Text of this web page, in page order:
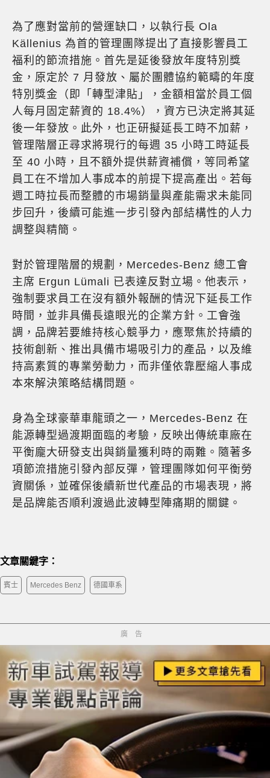
為了應對當前的營運缺口，以執行長 Ola
Källenius 為首的管理團隊提出了直接影響員工
福利的節流措施。首先是延後發放年度特別獎
金，原定於 7 月發放、屬於團體協約範疇的年度
特別獎金（即「轉型津貼」，金額相當於員工個
人每月固定薪資的 18.4%），資方已決定將其延
後一年發放。此外，也正研擬延長工時不加薪，
管理階層正尋求將現行的每週 35 小時工時延長
至 40 小時，且不額外提供薪資補償，等同希望
員工在不增加人事成本的前提下提高產出。若每
週工時拉長而整體的市場銷量與產能需求未能同
步回升，後續可能進一步引發內部結構性的人力
調整與精簡。
對於管理階層的規劃，Mercedes-Benz 總工會
主席 Ergun Lümali 已表達反對立場。他表示，
強制要求員工在沒有額外報酬的情況下延長工作
時間，並非具備長遠眼光的企業方針。工會強
調，品牌若要維持核心競爭力，應聚焦於持續的
技術創新、推出具備市場吸引力的產品，以及維
持高素質的專業勞動力，而非僅依靠壓縮人事成
本來解決策略結構問題。
身為全球豪華車龍頭之一，Mercedes-Benz 在
能源轉型過渡期面臨的考驗，反映出傳統車廠在
平衡龐大研發支出與銷量獲利時的兩難。隨著多
項節流措施引發內部反彈，管理團隊如何平衡勞
資關係，並確保後續新世代產品的市場表現，將
是品牌能否順利渡過此波轉型陣痛期的關鍵。
文章關鍵字：
賓士 Mercedes Benz 德國車系
廣告